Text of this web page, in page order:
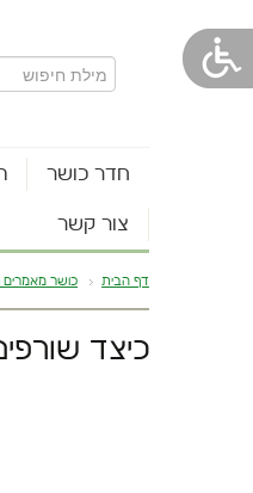
חדר כושר
צור קשר
דף הבית כושר מאמרים
כיצד